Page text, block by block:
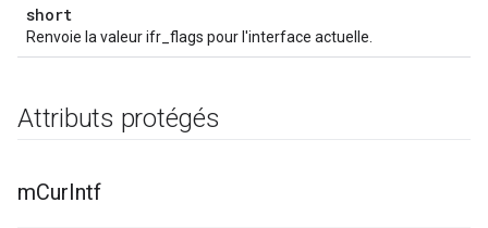
short
Renvoie la valeur ifr_flags pour l'interface actuelle.
Attributs protégés
mCurIntf